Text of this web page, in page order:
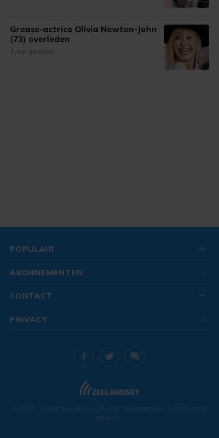
Grease-actrice Olivia Newton-John
(73) overleden
3 jaar geleden
POPULAIR
ABONNEMENTEN
CONTACT
© 2026 . Onderdeel van DELTA Fiber Nederland B.V. Geniet van je
zaterdag!
PRIVACY